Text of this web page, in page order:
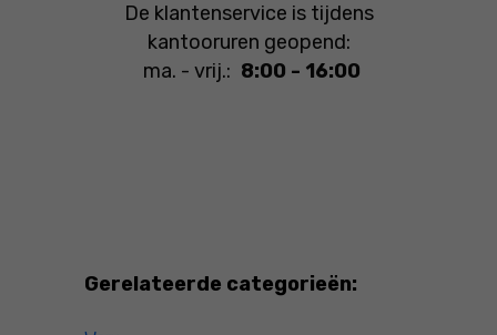
De klantenservice is tijdens
kantooruren geopend:
ma. - vrij.: 8:00 - 16:00
Gerelateerde categorieën: